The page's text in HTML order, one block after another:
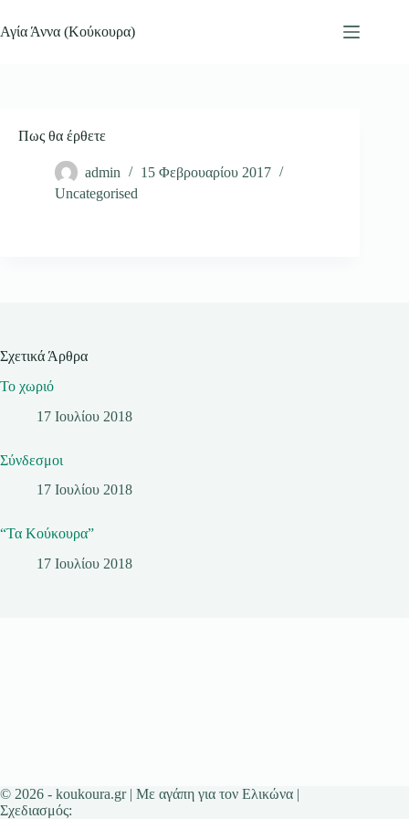
στο
περιεχόμενο
Αγία Άννα (Κούκουρα)
Πως θα έρθετε
admin
15 Φεβρουαρίου 2017
Uncategorised
Σχετικά Άρθρα
Το χωριό
17 Ιουλίου 2018
Σύνδεσμοι
17 Ιουλίου 2018
“Τα Κούκουρα”
17 Ιουλίου 2018
© 2026 - koukoura.gr | Με αγάπη για τον Ελικώνα |
Σχεδιασμός: